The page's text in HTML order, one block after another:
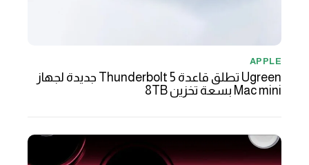
APPLE
Ugreen تطلق قاعدة Thunderbolt 5 جديدة لجهاز
Mac mini بسعة تخزين 8TB